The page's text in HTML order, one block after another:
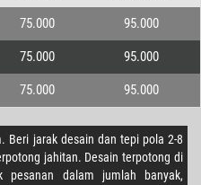
75.000 95.000
75.000 95.000
75.000 95.000
Beri jarak desain dan tepi pola 2-8
jahitan. Desain terpotong di
pesanan dalam jumlah banyak,